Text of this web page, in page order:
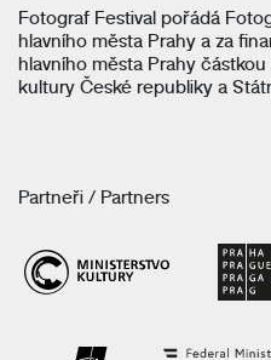
Fotograf Festival pořádá
hlavního města Prahy a za
hlavního města Prahy
kultury České republiky a
Partneři / Partners